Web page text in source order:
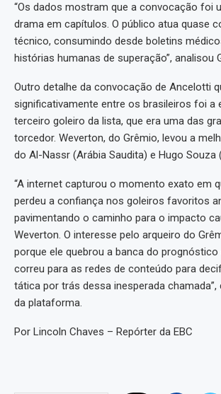
“Os dados mostram que a convocação foi
drama em capítulos. O público atua quase
técnico, consumindo desde boletins
histórias humanas de superação”, analisou
Outro detalhe da convocação de Ancelotti
significativamente entre os brasileiros foi a
terceiro goleiro da lista, que era uma das
torcedor. Weverton, do Grêmio, levou a
do Al-Nassr (Arábia Saudita) e Hugo Souza
“A internet capturou o momento exato em
perdeu a confiança nos goleiros favoritos
pavimentando o caminho para o impacto
Weverton. O interesse pelo arqueiro do
porque ele quebrou a banca do prognóstico
correu para as redes de conteúdo para
tática por trás dessa inesperada
da plataforma.
Por Lincoln Chaves – Repórter da EBC